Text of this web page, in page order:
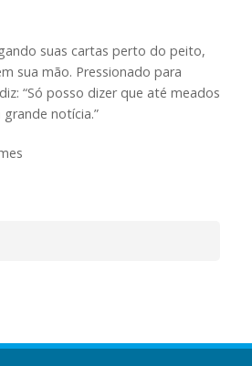
suas cartas perto do peito,
sua mão. Pressionado para
“Só posso dizer que até meados
notícia.”